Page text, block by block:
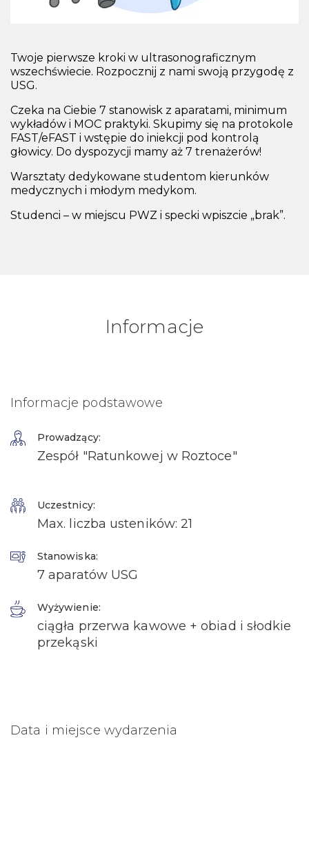
Twoje pierwsze kroki w ultrasonograficznym
wszechświecie. Rozpocznij z nami swoją przygodę z
USG.
Czeka na Ciebie 7 stanowisk z aparatami, minimum
wykładów i MOC praktyki. Skupimy się na protokole
FAST/eFAST i wstępie do iniekcji pod kontrolą
głowicy. Do dyspozycji mamy aż 7 trenażerów!
Warsztaty dedykowane studentom kierunków
medycznych i młodym medykom.
Studenci – w miejscu PWZ i specki wpiszcie „brak”.
Informacje
Informacje podstawowe
Prowadzący:
Zespół "Ratunkowej w Roztoce"
Uczestnicy:
Max. liczba usteników: 21
Stanowiska:
7 aparatów USG
Wyżywienie:
ciągła przerwa kawowe + obiad i słodkie
przekąski
Data i miejsce wydarzenia